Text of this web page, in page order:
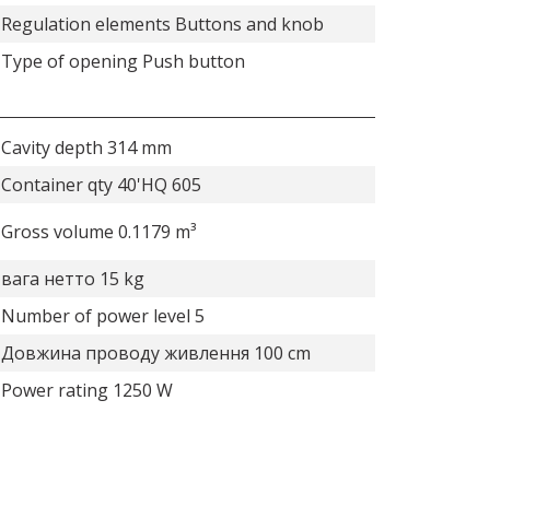
Regulation elements Buttons and knob
Type of opening Push button
Cavity depth 314 mm
Container qty 40'HQ 605
Gross volume 0.1179 m³
вага нетто 15 kg
Number of power level 5
Довжина проводу живлення 100 cm
Power rating 1250 W